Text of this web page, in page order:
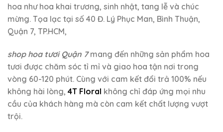
hoa như hoa khai trương, sinh nhật, tang lễ và chúc
mừng. Tọa lạc tại số 40 Đ. Lý Phục Man, Bình Thuận,
Quận 7, TP.HCM,
shop hoa tươi Quận 7mang đến những sản phẩm hoa
tươi được chăm sóc tỉ mỉ và giao hoa tận nơi trong
vòng 60-120 phút. Cùng với cam kết đổi trả 100% nếu
không hài lòng, 4T Floral không chỉ đáp ứng mọi nhu
cầu của khách hàng mà còn cam kết chất lượng vượt
trội.